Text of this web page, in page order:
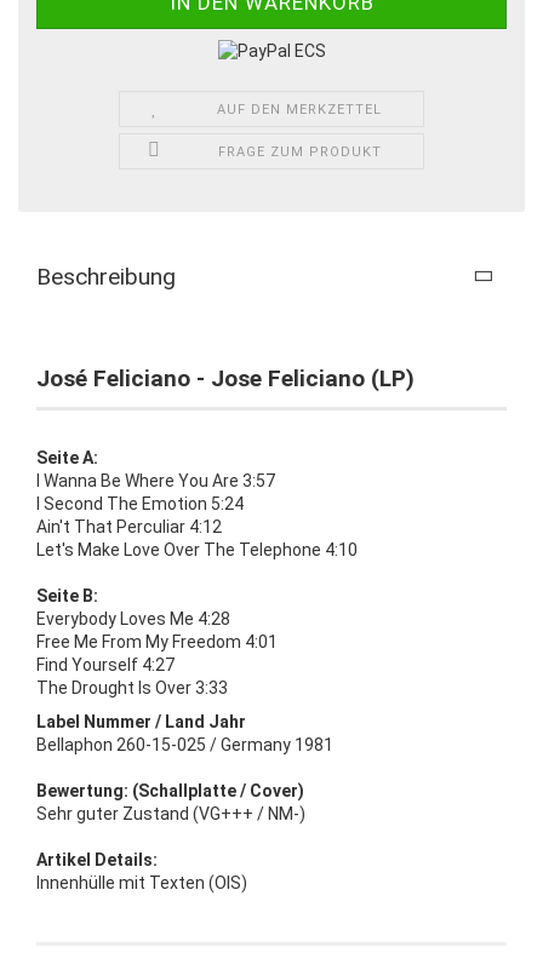
AUF DEN MERKZETTEL
FRAGE ZUM PRODUKT
Beschreibung
José Feliciano - Jose Feliciano (LP)
Seite A:
I Wanna Be Where You Are 3:57
I Second The Emotion 5:24
Ain't That Perculiar 4:12
Let's Make Love Over The Telephone 4:10
Seite B:
Everybody Loves Me 4:28
Free Me From My Freedom 4:01
Find Yourself 4:27
The Drought Is Over 3:33
Label Nummer / Land Jahr
Bellaphon 260-15-025 / Germany 1981
Bewertung: (Schallplatte / Cover)
Sehr guter Zustand (VG+++ / NM-)
Artikel Details:
Innenhülle mit Texten (OIS)